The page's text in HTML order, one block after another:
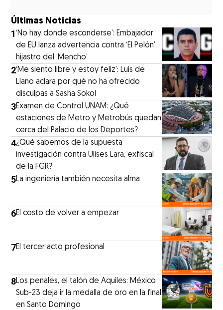
Últimas Noticias
1‘No hay donde esconderse’: Embajador
de EU lanza advertencia contra ‘El Pelón’,
hijastro del ‘Mencho’
2‘Me siento libre y estoy feliz’: Luis de
Llano aclara por qué no ha ofrecido
disculpas a Sasha Sokol
3Examen de Control UNAM: ¿Qué
estaciones de Metro y Metrobús quedan
cerca del Palacio de los Deportes?
4¿Qué sabemos de la supuesta
investigación contra Ulises Lara, exfiscal
de la FGR?
5La ingeniería también necesita alma
6El costo de volver a empezar
7El tercer acto profesional
8Los penales, el talón de Aquiles: México
Sub-23 deja ir la medalla de oro en la final
en Santo Domingo